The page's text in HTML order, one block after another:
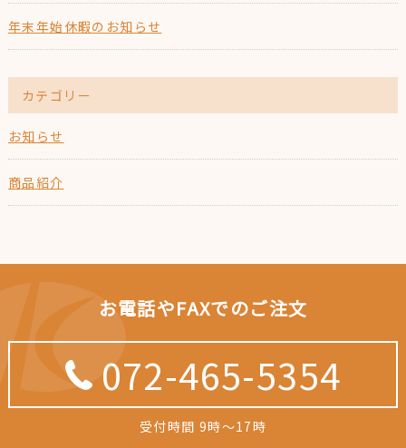
年末年始休暇のお知らせ
カテゴリー
お知らせ
商品紹介
お電話やFAXでのご注文
072-465-5354
受付時間 9時～17時